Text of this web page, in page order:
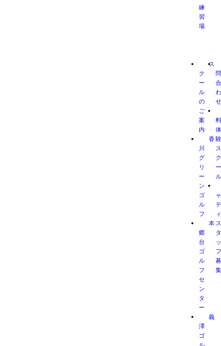
練
習
場
ス
ク
ー
ル
の
ご
案
内
香
川
グ
リ
ー
ン
ゴ
ル
フ
本
郷
台
ゴ
ル
フ
セ
ン
タ
ー
義
澤
ゴ
問
合
わ
せ
料
体
験
ス
ク
ー
ル
ャ
デ
ィ
ス
タ
ッ
フ
募
集